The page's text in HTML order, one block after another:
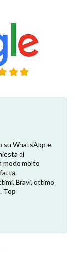
su WhatsApp e
di
modo molto
Bravi, ottimo
Top